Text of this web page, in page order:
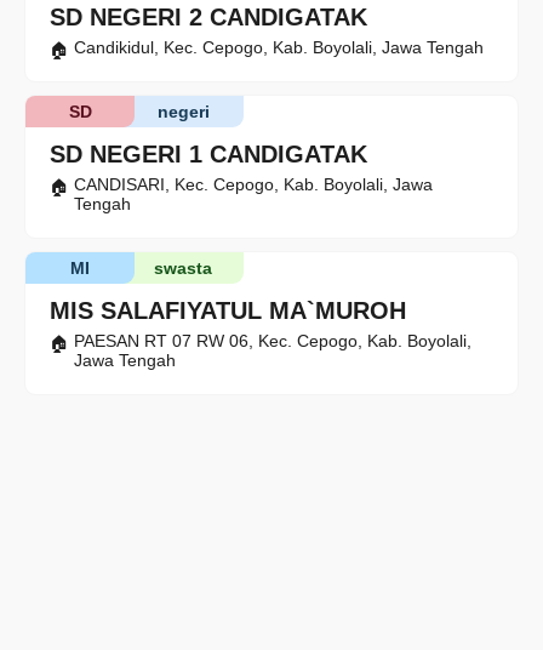
SD NEGERI 2 CANDIGATAK
Candikidul, Kec. Cepogo, Kab. Boyolali, Jawa Tengah
SD NEGERI 1 CANDIGATAK
negeri
SD
CANDISARI, Kec. Cepogo, Kab. Boyolali, Jawa
Tengah
MIS SALAFIYATUL MA`MUROH
swasta
MI
PAESAN RT 07 RW 06, Kec. Cepogo, Kab. Boyolali,
Jawa Tengah